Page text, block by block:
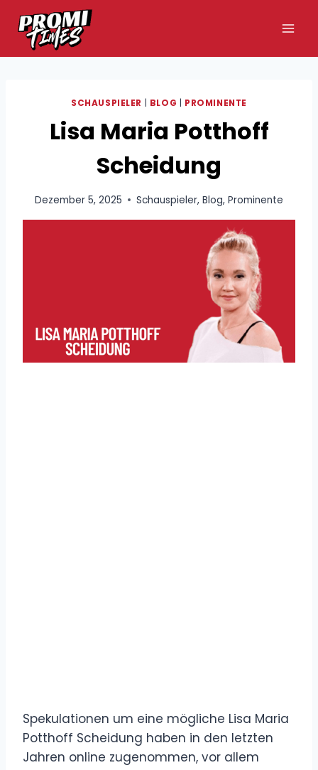
Inhalt
springen
SCHAUSPIELER BLOG PROMINENTE
Lisa Maria Potthoff
Scheidung
Dezember 5, 2025 Schauspieler, Blog, Prominente
Spekulationen um eine mögliche Lisa Maria
Potthoff Scheidung haben in den letzten
Jahren online zugenommen, vor allem